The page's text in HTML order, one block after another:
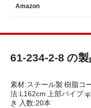
Amazon
61-234-2-8 の
素材:スチール製 樹脂コ
法:L162cm 上部パイプ
き 入数:20本